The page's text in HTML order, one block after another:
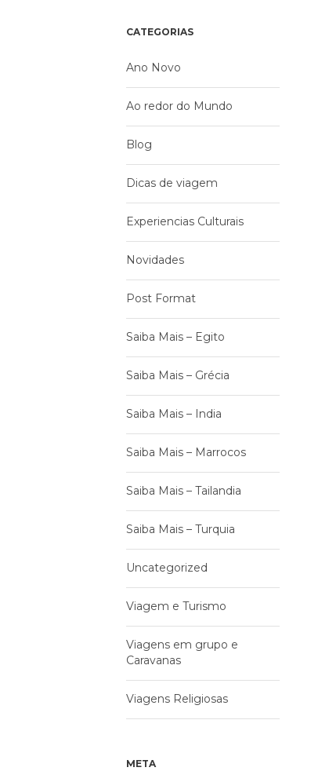
CATEGORIAS
Ano Novo
Ao redor do Mundo
Blog
Dicas de viagem
Experiencias Culturais
Novidades
Post Format
Saiba Mais – Egito
Saiba Mais – Grécia
Saiba Mais – India
Saiba Mais – Marrocos
Saiba Mais – Tailandia
Saiba Mais – Turquia
Uncategorized
Viagem e Turismo
Viagens em grupo e
Caravanas
Viagens Religiosas
META